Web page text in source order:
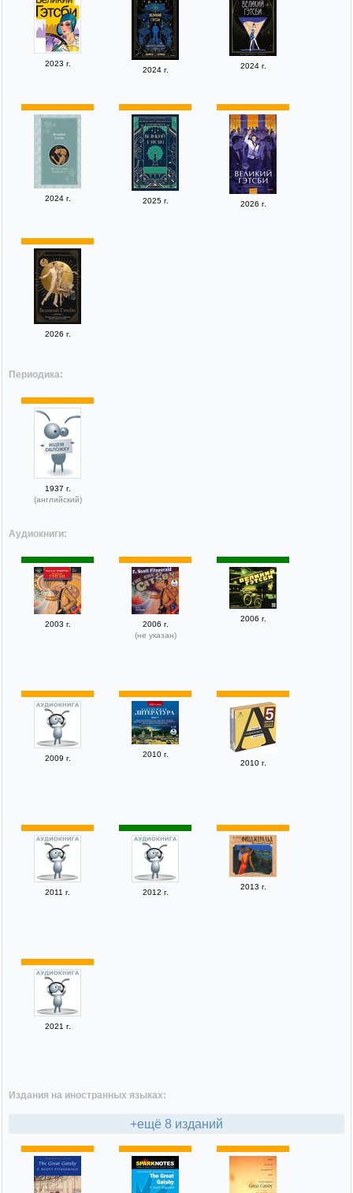
2023 г.
2024 г. 2024 г.
2024 г. 2025 г. 2026 г.
2026 г.
Периодика:
1937 г.
(английский)
Аудиокниги:
2003 г.
2006 г.
(не указан)
2006 г.
2009 г.
2010 г.
2010 г.
2011 г. 2012 г.
2013 г.
2021 г.
Издания на иностранных языках:
+ещё 8 изданий